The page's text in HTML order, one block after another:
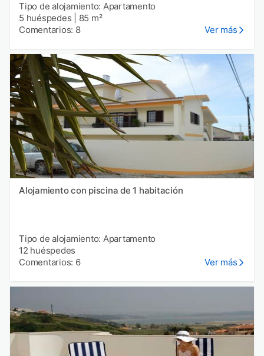
Tipo de alojamiento: Apartamento
5 huéspedes
85 m²
Comentarios: 8
Ver más
Alojamiento con piscina de 1 habitación
Tipo de alojamiento: Apartamento
12 huéspedes
Comentarios: 6
Ver más